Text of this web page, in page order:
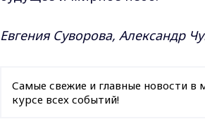
Евгения Суворова, Александр
Самые свежие и главные новости в
курсе всех событий!